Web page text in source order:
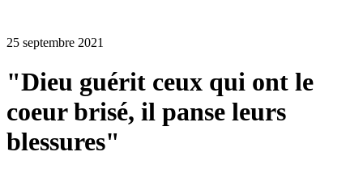
25 septembre 2021
"Dieu guérit ceux qui ont le
coeur brisé, il panse leurs
blessures"